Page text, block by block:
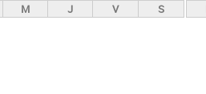
M J V S